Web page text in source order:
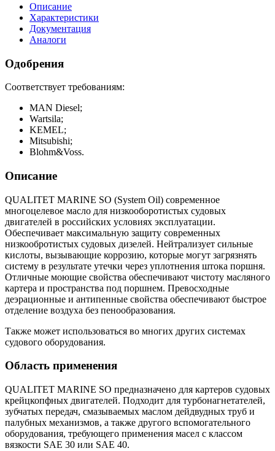
Описание
Характеристики
Документация
Аналоги
Одобрения
Соответствует требованиям:
MAN Diesel;
Wartsila;
KEMEL;
Mitsubishi;
Blohm&Voss.
Описание
QUALITET MARINE SO (System Oil) современное
многоцелевое масло для низкооборотистых судовых
двигателей в российских условиях эксплуатации.
Обеспечивает максимальную защиту современных
низкообротистых судовых дизелей. Нейтрализует сильные
кислоты, вызывающие коррозию, которые могут загрязнять
систему в результате утечки через уплотнения штока поршня.
Отличные моющие свойства обеспечивают чистоту масляного
картера и пространства под поршнем. Превосходные
деэрационные и антипенные свойства обеспечивают быстрое
отделение воздуха без пенообразования.
Также может использоваться во многих других системах
судового оборудования.
Область применения
QUALITET MARINE SO предназначено для картеров судовых
крейцкопфных двигателей. Подходит для турбонагнетателей,
зубчатых передач, смазываемых маслом дейдвудных труб и
палубных механизмов, а также другого вспомогательного
оборудования, требующего применения масел с классом
вязкости SAE 30 или SAE 40.